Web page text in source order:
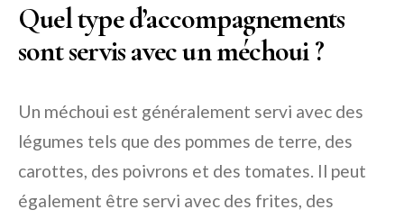
Quel type d’accompagnements
sont servis avec un méchoui ?
Un méchoui est généralement servi avec des
légumes tels que des pommes de terre, des
carottes, des poivrons et des tomates. Il peut
également être servi avec des frites, des